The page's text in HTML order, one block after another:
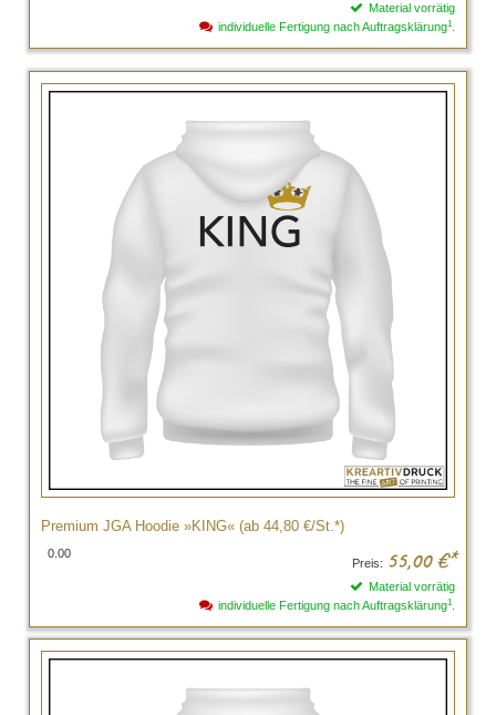
Material vorrätig
individuelle Fertigung nach Auftragsklärung1
Premium JGA Hoodie »KING« (ab 44,80 €/St.*)
0.00
Preis: 55,00 €*
Material vorrätig
individuelle Fertigung nach Auftragsklärung1